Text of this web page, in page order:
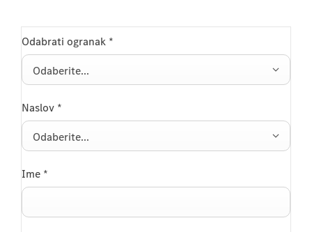
Odabrati ogranak *
Odaberite...
Naslov *
Odaberite...
Ime *